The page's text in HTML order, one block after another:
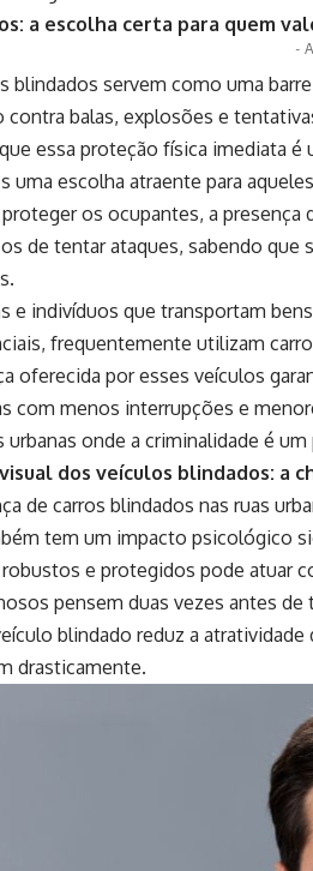
a escolha certa para quem
-
blindados servem como uma
contra balas, explosões e
essa proteção física imediata
uma escolha atraente para
os ocupantes, a
de tentar ataques, sabendo que
e indivíduos que transportam
frequentemente utilizam
oferecida por esses veículos
com menos interrupções e
urbanas onde a criminalidade é
dos veículos blindados: a
de carros blindados nas ruas
tem um impacto psicológico
e protegidos pode atuar
pensem duas vezes antes
blindado reduz a
drasticamente.